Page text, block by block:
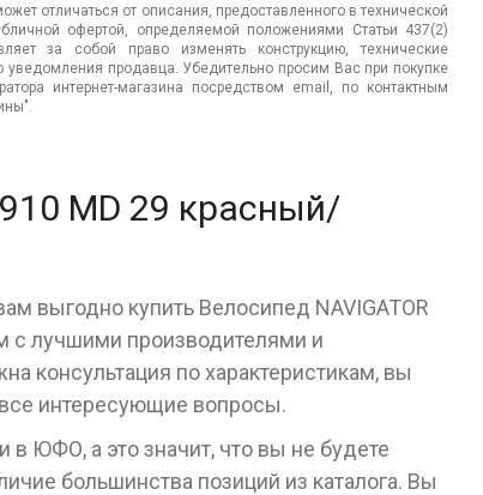
отличаться от описания, предоставленного в технической
офертой, определяемой положениями Статьи 437(2)
за собой право изменять конструкцию, технические
уведомления продавца. Убедительно просим Вас при покупке
интернет-магазина посредством email, по контактным
910 МD 29 красный/
выгодно купить Велосипед NAVIGATOR
с лучшими производителями и
консультация по характеристикам, вы
интересующие вопросы.
ЮФО, а это значит, что вы не будете
большинства позиций из каталога. Вы